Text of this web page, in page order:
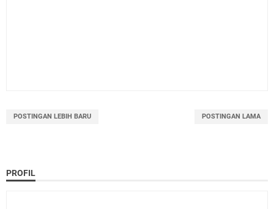
POSTINGAN LEBIH BARU POSTINGAN LAMA
PROFIL